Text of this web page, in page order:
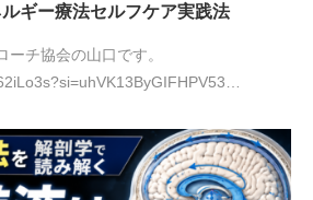
ギー療法セルフケア実践法
ーチ協会の山口です。